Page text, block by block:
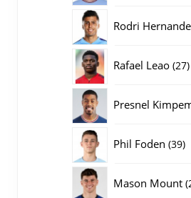
Rodri
Rafael Leao 2727
Presnel
Phil Foden 3939
Mason Mount